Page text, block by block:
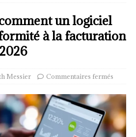
un logiciel
à la facturation
Messier Commentaires fermés